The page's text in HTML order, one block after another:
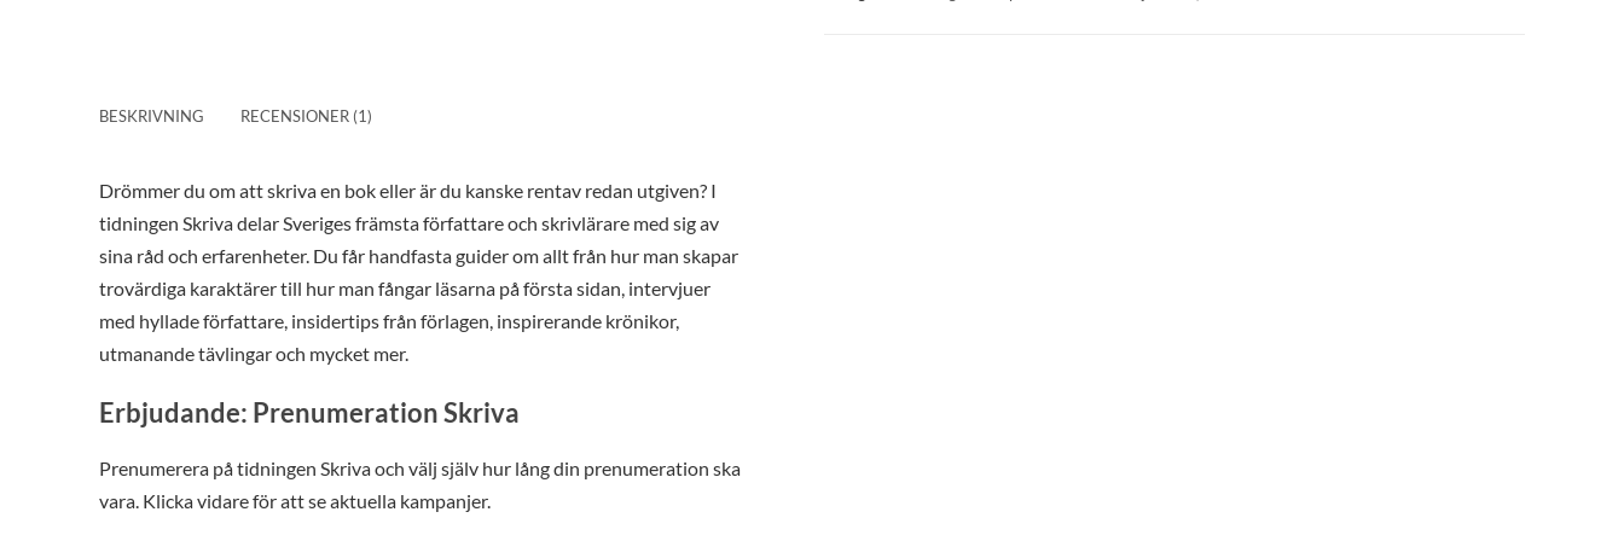
BESKRIVNING RECENSIONER (1)
Drömmer du om att skriva en bok eller är du kanske rentav redan utgiven? I
tidningen Skriva delar Sveriges främsta författare och skrivlärare med sig av
sina råd och erfarenheter. Du får handfasta guider om allt från hur man skapar
trovärdiga karaktärer till hur man fångar läsarna på första sidan, intervjuer
med hyllade författare, insidertips från förlagen, inspirerande krönikor,
utmanande tävlingar och mycket mer.
Erbjudande: Prenumeration Skriva
Prenumerera på tidningen Skriva och välj själv hur lång din prenumeration ska
vara. Klicka vidare för att se aktuella kampanjer.